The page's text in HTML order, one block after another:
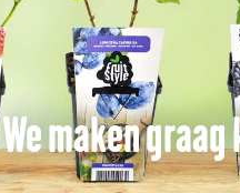
We maken